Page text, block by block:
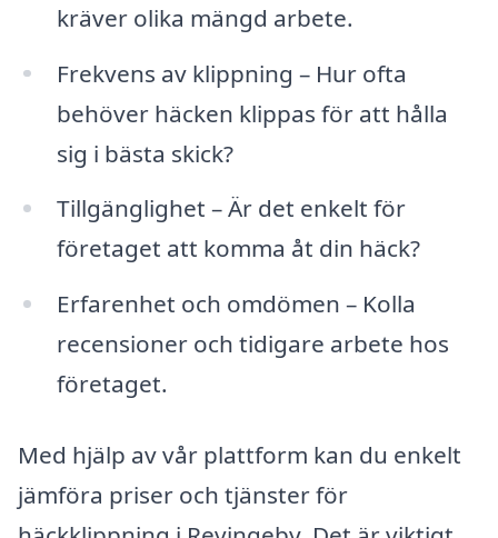
kräver olika mängd arbete.
Frekvens av klippning – Hur ofta
behöver häcken klippas för att hålla
sig i bästa skick?
Tillgänglighet – Är det enkelt för
företaget att komma åt din häck?
Erfarenhet och omdömen – Kolla
recensioner och tidigare arbete hos
företaget.
Med hjälp av vår plattform kan du enkelt
jämföra priser och tjänster för